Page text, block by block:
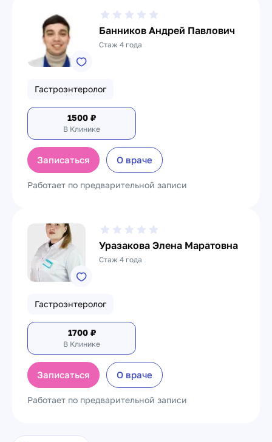
Банников Андрей Павлович
Стаж 4 года
Гастроэнтеролог
1500 ₽
В Клинике
Записаться О враче
Работает по предварительной записи
Уразакова Элена Маратовна
Стаж 4 года
Гастроэнтеролог
1700₽
В Клинике
Записаться О враче
Работает по предварительной записи